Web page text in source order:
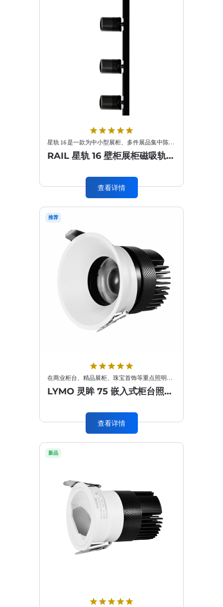
star star star star star
星轨 16 是一款为中小型展柜、多件展品集中陈列打造的磁吸轨道灯，在星轨系列极致防眩、高显色的基础上，升···
RAIL 星轨 16 壁柜展柜磁吸轨道灯
查看详情
推荐
star star star star star
在商业柜台、精品展柜、珠宝首饰等重点照明场景中，精准聚光与灵活控光的需求远高于普通照明。LYMO 灵眸 75···
LYMO 灵眸 75 嵌入式柜台照货天花灯
查看详情
新品
star star star star star